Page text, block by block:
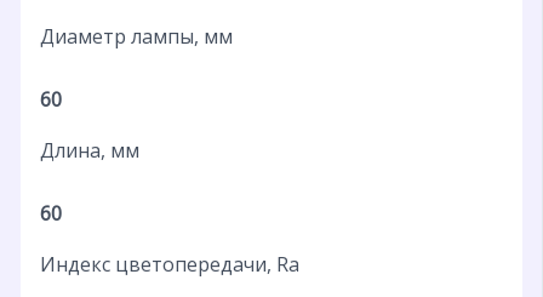
Диаметр лампы, мм
60
Длина, мм
60
Индекс цветопередачи, Ra